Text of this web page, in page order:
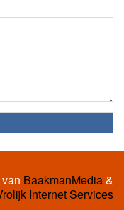
BaakmanMedia&
Internet Services